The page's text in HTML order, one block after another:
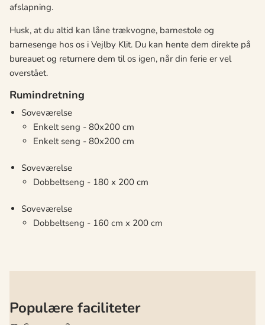
afslapning.
Husk, at du altid kan låne trækvogne, barnestole og
barnesenge hos os i Vejlby Klit. Du kan hente dem direkte på
bureauet og returnere dem til os igen, når din ferie er vel
overstået.
Rumindretning
Soveværelse
Enkelt seng - 80x200 cm
Enkelt seng - 80x200 cm
Soveværelse
Dobbeltseng - 180 x 200 cm
Soveværelse
Dobbeltseng - 160 cm x 200 cm
Populære faciliteter